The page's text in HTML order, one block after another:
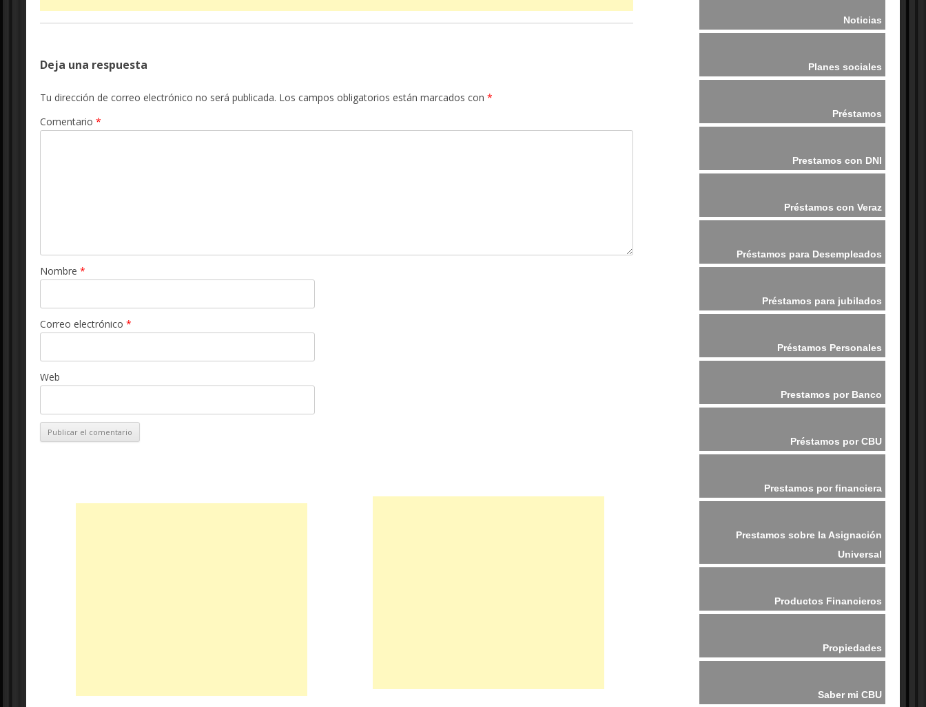
Deja una respuesta
Tu dirección de correo electrónico no será publicada. Los campos obligatorios están marcados con *
Comentario *
Nombre *
Correo electrónico *
Web
Noticias
Planes sociales
Préstamos
Prestamos con DNI
Préstamos con Veraz
Préstamos para Desempleados
Préstamos para jubilados
Préstamos Personales
Prestamos por Banco
Préstamos por CBU
Prestamos por financiera
Prestamos sobre la Asignación
Universal
Productos Financieros
Propiedades
Saber mi CBU